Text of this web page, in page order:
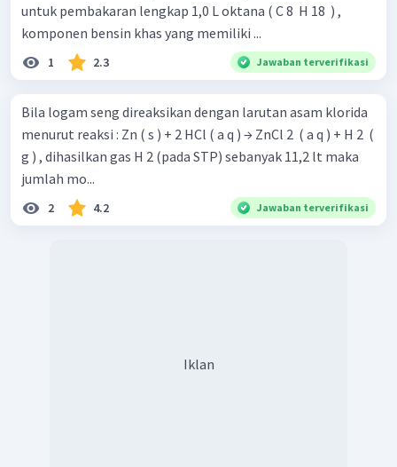
untuk pembakaran lengkap 1,0 L oktana ( C 8 ​ H 18 ​ ) ,
komponen bensin khas yang memiliki ...
1 2.3 Jawaban terverifikasi
Bila logam seng direaksikan dengan larutan asam klorida
menurut reaksi : Zn ( s ) + 2 HCl ( a q ) → ZnCl 2 ​ ( a q ) + H 2 ​ (
g ) , dihasilkan gas H 2 (pada STP) sebanyak 11,2 lt maka
jumlah mo...
2 4.2 Jawaban terverifikasi
Iklan